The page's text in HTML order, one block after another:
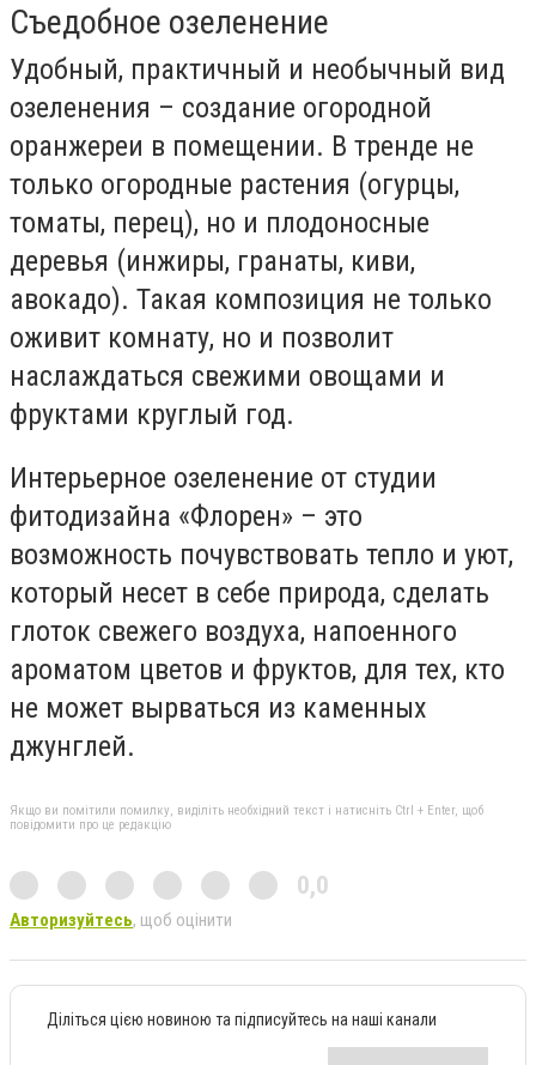
Съедобное озеленение
Удобный, практичный и необычный вид
озеленения – создание огородной
оранжереи в помещении. В тренде не
только огородные растения (огурцы,
томаты, перец), но и плодоносные
деревья (инжиры, гранаты, киви,
авокадо). Такая композиция не только
оживит комнату, но и позволит
наслаждаться свежими овощами и
фруктами круглый год.
Интерьерное озеленение от студии
фитодизайна «Флорен» – это
возможность почувствовать тепло и уют,
который несет в себе природа, сделать
глоток свежего воздуха, напоенного
ароматом цветов и фруктов, для тех, кто
не может вырваться из каменных
джунглей.
Якщо ви помітили помилку, виділіть необхідний текст і натисніть Ctrl + Enter, щоб
повідомити про це редакцію
0,0
Авторизуйтесь, щоб оцінити
Діліться цією новиною та підписуйтесь на наші канали